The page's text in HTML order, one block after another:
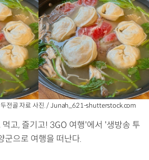
두전골 자료 사진. / Junah_621-shutterstock.com
먹고, 즐기고! 3GO 여행'에서 '생방송 투
군으로 여행을 떠난다.